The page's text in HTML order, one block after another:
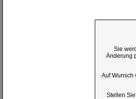
Sie
Änderung
Auf Wunsch
Stellen